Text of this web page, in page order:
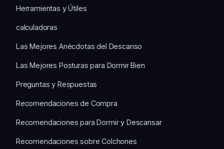
Herramientas y Útiles
calculadoras
Las Mejores Anécdotas del Descanso
Las Mejores Posturas para Dormir Bien
Preguntas y Respuestas
Recomendaciones de Compra
Recomendaciones para Dormir y Descansar
Recomendaciones sobre Colchones